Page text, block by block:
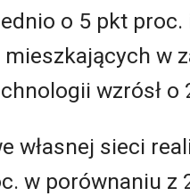
o 5 pkt
w
wzrósł o
własnej sieci
w porównaniu